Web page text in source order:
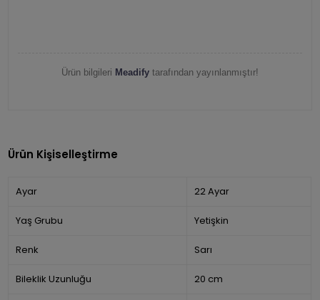
Ürün bilgileri Meadify tarafından yayınlanmıştır!
Ürün Kişiselleştirme
Ayar 22 Ayar
Yaş Grubu Yetişkin
Renk Sarı
Bileklik Uzunluğu 20 cm